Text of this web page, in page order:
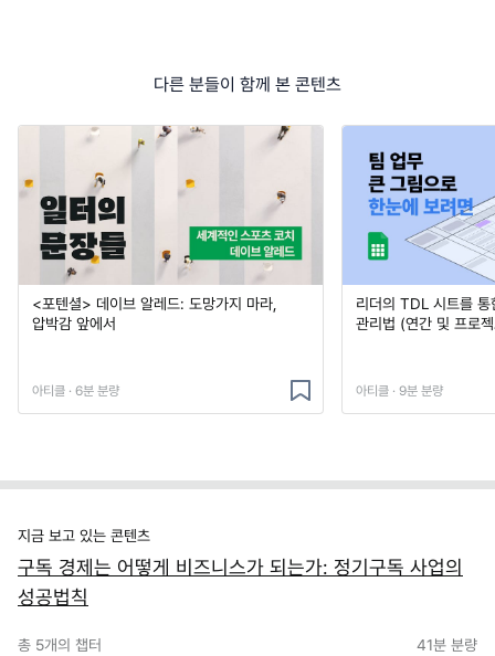
다른 분들이 함께 본 콘텐츠
<포텐셜> 데이브 알레드: 도망가지 마라,
압박감 앞에서
아티클 · 6분 분량
리더의 TDL 시트를
관리법 (연간 및 프로
아티클 · 9분 분량
지금 보고 있는 콘텐츠
구독 경제는 어떻게 비즈니스가 되는가: 정기구독 사업의
성공법칙
총 5개의 챕터 41분 분량